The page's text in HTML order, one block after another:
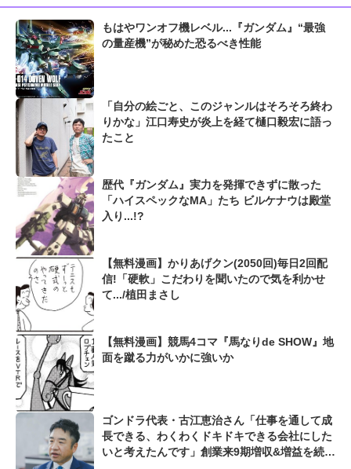
もはやワンオフ機レベル...『ガンダム』“最強
の量産機”が秘めた恐るべき性能
「自分の絵ごと、このジャンルはそろそろ終わ
りかな」江口寿史が炎上を経て樋口毅宏に語っ
たこと
歴代『ガンダム』実力を発揮できずに散った
「ハイスペックなMA」たち ビルケナウは殿堂
入り...!?
【無料漫画】かりあげクン(2050回)毎日2回配
信!「硬軟」こだわりを聞いたので気を利かせ
て.../植田まさし
【無料漫画】競馬4コマ『馬なりde SHOW』地
面を蹴る力がいかに強いか
ゴンドラ代表・古江恵治さん「仕事を通して成
長できる、わくわくドキドキできる会社にした
いと考えたんです」創業来9期増収&増益を続け